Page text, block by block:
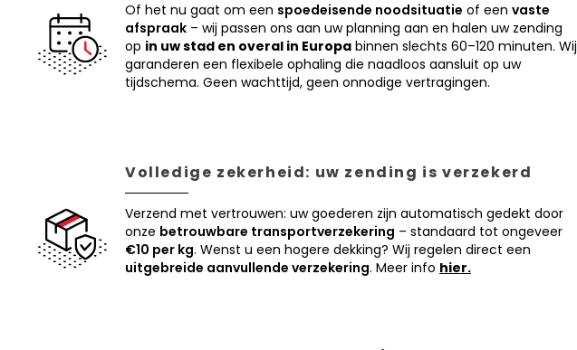
Of het nu gaat om een spoedeisende noodsituatie of een vaste
afspraak – wij passen ons aan uw planning aan en halen uw zending
op in uw stad en overal in Europa binnen slechts 60–120 minuten. Wij
garanderen een flexibele ophaling die naadloos aansluit op uw
tijdschema. Geen wachttijd, geen onnodige vertragingen.
Volledige zekerheid: uw zending is verzekerd
Verzend met vertrouwen: uw goederen zijn automatisch gedekt door
onze betrouwbare transportverzekering – standaard tot ongeveer
€10 per kg. Wenst u een hogere dekking? Wij regelen direct een
uitgebreide aanvullende verzekering. Meer info hier.